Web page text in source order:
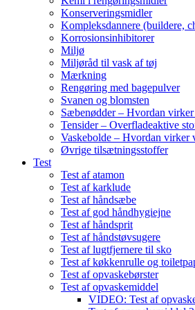
Konserveringsmidler
Kompleksdannere (buildere,
Korrosionsinhibitorer
Miljø
Miljøråd til vask af tøj
Mærkning
Rengøring med bagepulver
Svanen og blomsten
Sæbenødder – Hvordan
Tensider – Overfladeaktive
Vaskebolde – Hvordan virker
Øvrige tilsætningsstoffer
Test
Test af atamon
Test af karklude
Test af håndsæbe
Test af god håndhygiejne
Test af håndsprit
Test af håndstøvsugere
Test af lugtfjernere til sko
Test af køkkenrulle og
Test af opvaskebørster
Test af opvaskemiddel
VIDEO: Test af